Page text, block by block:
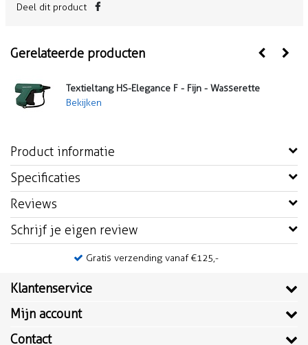
Deel dit product
Gerelateerde producten
Textieltang HS-Elegance F - Fijn - Wasserette
Bekijken
Product informatie
Specificaties
Reviews
Schrijf je eigen review
Gratis verzending vanaf €125,-
Klantenservice
Mijn account
Contact